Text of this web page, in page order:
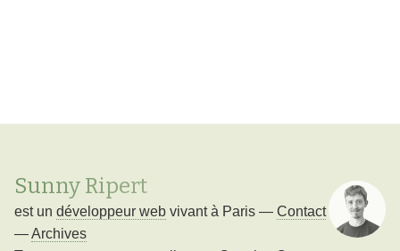
Sunny Ripert
est un développeur web vivant à Paris — Contact
—Archives